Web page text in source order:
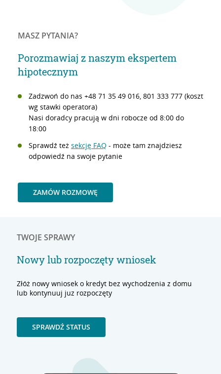
MASZ PYTANIA?
Porozmawiaj z naszym ekspertem
hipotecznym
Zadzwoń do nas +48 71 35 49 016, 801 333 777 (koszt
wg stawki operatora)
Nasi doradcy pracują w dni robocze od 8:00 do
18:00
Sprawdź też sekcję FAQ - może tam znajdziesz
odpowiedź na swoje pytanie
ZAMÓW ROZMOWĘ
TWOJE SPRAWY
Nowy lub rozpoczęty wniosek
Złóż nowy wniosek o kredyt bez wychodzenia z domu
lub kontynuuj juz rozpoczęty
SPRAWDŹ STATUS